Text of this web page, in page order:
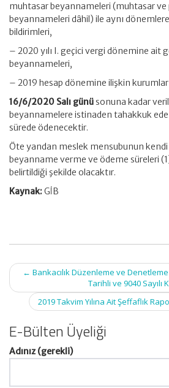
muhtasar beyannameleri (muhtasar
beyannameleri dâhil) ile aynı
bildirimleri,
– 2020 yılı I. geçici vergi dönemine ait
beyannameleri,
– 2019 hesap dönemine ilişkin
16/6/2020 Salı günü sonuna kadar
beyannamelere istinaden tahakkuk
sürede ödenecektir.
Öte yandan meslek mensubunun
beyanname verme ve ödeme süreleri
belirtildiği şekilde olacaktır.
Kaynak:GİB
Post
navigation
← Bankacılık Düzenleme ve
Tarihli ve 9040 Sayılı
2019 Takvim Yılına Ait Şeffaflık
E-Bülten Üyeliği
Adınız (gerekli)